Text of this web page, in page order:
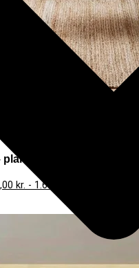
/ lærredsprint)
kr. - 1.600,00